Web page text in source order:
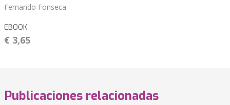
Fernando Fonseca
EBOOK
€ 3,65
Publicaciones relacionadas